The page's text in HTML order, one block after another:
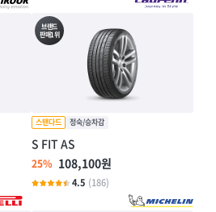
브랜드
판매1위
S FIT AS
25% 108,100원
4.5 (186)